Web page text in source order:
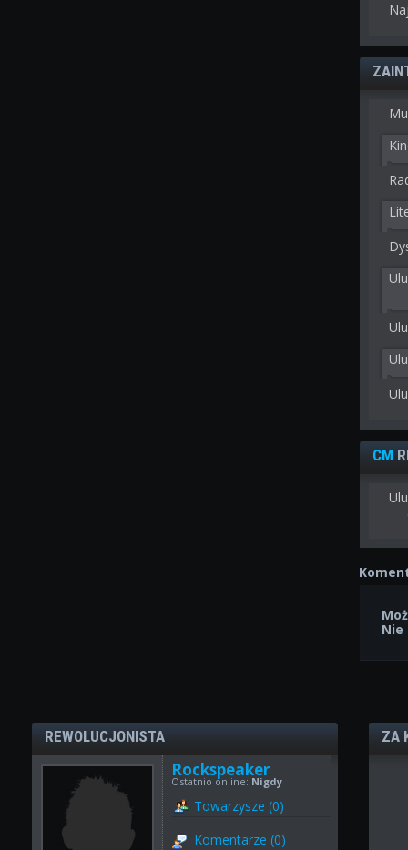
CM
REWOLUCJONISTA
Rockspeaker
Ostatnio online: Nigdy
Towarzysze (0)
Komentarze (0)
ZA